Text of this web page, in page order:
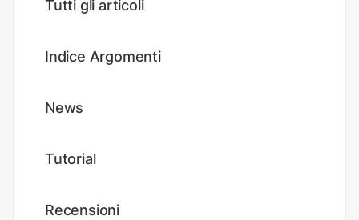
Tutti gli articoli
Indice Argomenti
News
Tutorial
Recensioni